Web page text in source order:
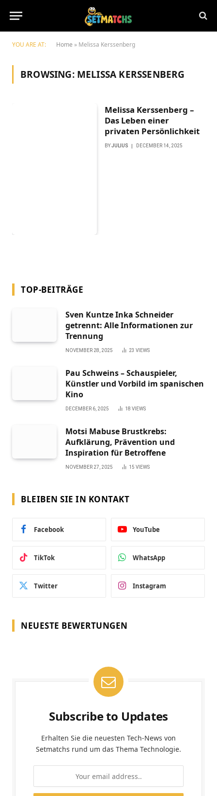
YOU ARE AT: Home » Melissa Kerssenberg
BROWSING: MELISSA KERSSENBERG
Melissa Kerssenberg –
Das Leben einer
privaten Persönlichkeit
BYJULIUS DECEMBER 14, 2025
TOP-BEITRÄGE
Sven Kuntze Inka Schneider
getrennt: Alle Informationen zur
Trennung
NOVEMBER 28, 2025 23 VIEWS
Pau Schweins – Schauspieler,
Künstler und Vorbild im spanischen
Kino
DECEMBER 6, 2025 18 VIEWS
Motsi Mabuse Brustkrebs:
Aufklärung, Prävention und
Inspiration für Betroffene
NOVEMBER 27, 2025 15 VIEWS
BLEIBEN SIE IN KONTAKT
Facebook YouTube
TikTok WhatsApp
Twitter Instagram
NEUESTE BEWERTUNGEN
Subscribe to Updates
Erhalten Sie die neuesten Tech-News von
Setmatchs rund um das Thema Technologie.